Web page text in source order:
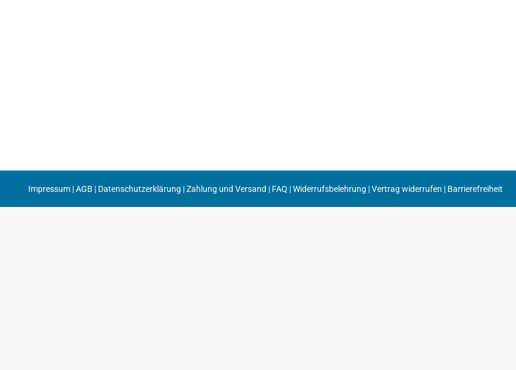
Impressum |AGB | Datenschutzerklärung |Zahlung und Versand | FAQ |Widerrufsbelehrung |Vertrag widerrufen | Barrierefreiheit